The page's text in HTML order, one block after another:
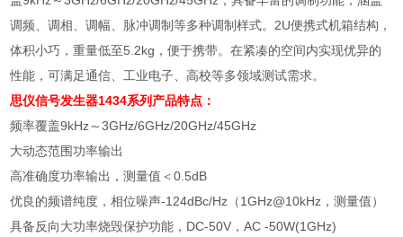
调频、调相、调幅、脉冲调制等多种调制样式。2U便携式机箱结构，
体积小巧，重量低至5.2kg，便于携带。在紧凑的空间内实现优异的
性能，可满足通信、工业电子、高校等多领域测试需求。
思仪信号发生器1434系列 产品特点：
频率覆盖9kHz～3GHz/6GHz/20GHz/45GHz
大动态范围功率输出
高准确度功率输出，测量值＜0.5dB
优良的频谱纯度，相位噪声-124dBc/Hz（1GHz@10kHz，测量值）
具备反向大功率烧毁保护功能，DC-50V，AC -50W(1GHz)